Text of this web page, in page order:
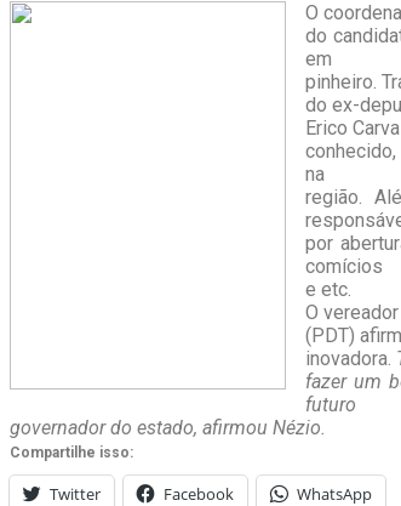
O
do
em
pinheiro.
do ex-
Erico
na
região.
por
comícios
e etc.
O
(PDT)
inovadora.
fazer um
futuro
governador do estado, afirmou Nézio.
Compartilhe isso:
Twitter Facebook WhatsApp